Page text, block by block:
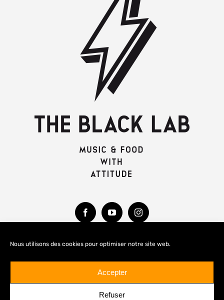
Nous utilisons des cookies pour optimiser notre site web.
Accepter
Refuser
MENTIONS LÉGALES